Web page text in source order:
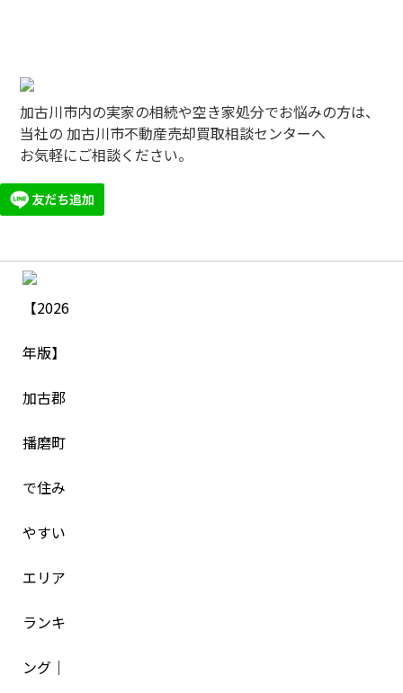
加古川市内の実家の相続や空き家処分でお悩みの方は、
当社の 加古川市不動産売却買取相談センターへ
お気軽にご相談ください。